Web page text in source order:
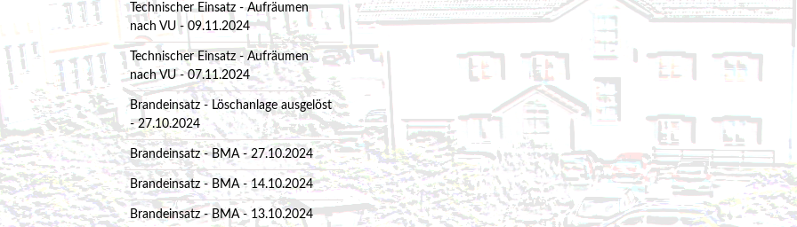
Technischer Einsatz - Auspumpen,
Technischer Einsatz - Hochwasser - 13.08.2024 -
Technischer Einsatz - Hochwasser - 13.08.2024 -
Technischer Einsatz - Hochwasser - 13.08.2024
Brandeinsatz - BMA - 05.08.2024
Brandeinsatz - BMA - 02.08.2024
Brandeinsatz - BMA - 02.08.2024
Technischer Einsatz - Personenrettung aus Lift -
Technischer Einsatz - Aufräumen
nach VU - 09.11.2024
Technischer Einsatz - Aufräumen
nach VU - 07.11.2024
Brandeinsatz - Löschanlage ausgelöst
- 27.10.2024
Brandeinsatz - BMA - 27.10.2024
Brandeinsatz - BMA - 14.10.2024
Brandeinsatz - BMA - 13.10.2024